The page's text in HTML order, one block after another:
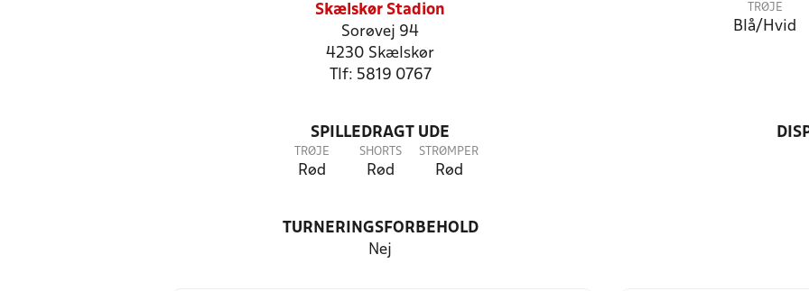
Skælskør Stadion
Sorøvej 94
4230 Skælskør
Tlf: 5819 0767
TRØJE
Blå/Hvid
SPILLEDRAGT UDE
TRØJE
Rød
SHORTS
Rød
STRØMPER
Rød
TURNERINGSFORBEHOLD
Nej